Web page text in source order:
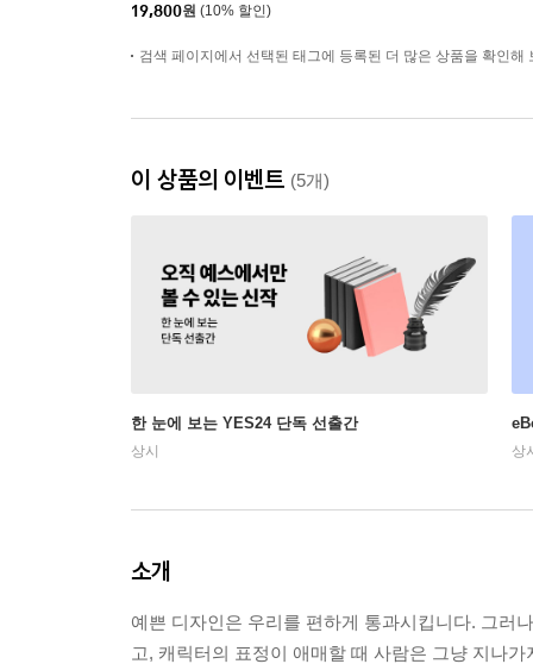
19,800원 (10% 할인)
검색 페이지에서 선택된 태그에 등록된 더 많은 상품을 확인해
이 상품의 이벤트 (5개)
한 눈에 보는 YES24 단독 선출간
상시 상
소개
예쁜 디자인은 우리를 편하게 통과시킵니다. 그러
고, 캐릭터의 표정이 애매할 때 사람은 그냥 지나